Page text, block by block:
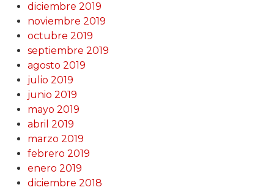
diciembre 2019
noviembre 2019
octubre 2019
septiembre 2019
agosto 2019
julio 2019
junio 2019
mayo 2019
abril 2019
marzo 2019
febrero 2019
enero 2019
diciembre 2018